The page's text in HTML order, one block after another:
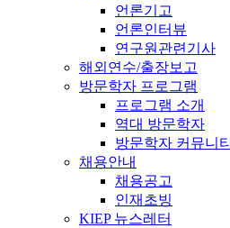
언론기고
언론인터뷰
연구원관련기사
해외연수/출장보고
방문학자 프로그램
프로그램 소개
역대 방문학자
방문학자 커뮤니티
채용안내
채용공고
인재초빙
KIEP 뉴스레터